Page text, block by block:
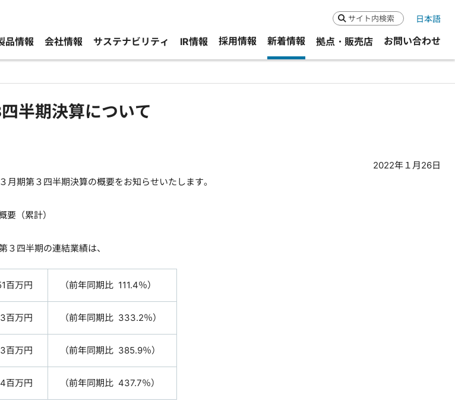
検索 日本語
品情報 会社情報 サステナビリティ IR情報 採用情報 新着情報 拠点・販売店 お問い合わせ
半期決算について
2022年１月26日
期第３四半期決算の概要をお知らせいたします。
（累計）
四半期の連結業績は、
百万円 （前年同期比 111.4％）
百万円 （前年同期比 333.2％）
百万円 （前年同期比 385.9％）
百万円 （前年同期比 437.7％）